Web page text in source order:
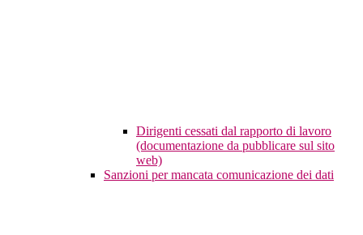
Dirigenti cessati dal rapporto di lavoro
(documentazione da pubblicare sul sito
web)
Sanzioni per mancata comunicazione dei dati